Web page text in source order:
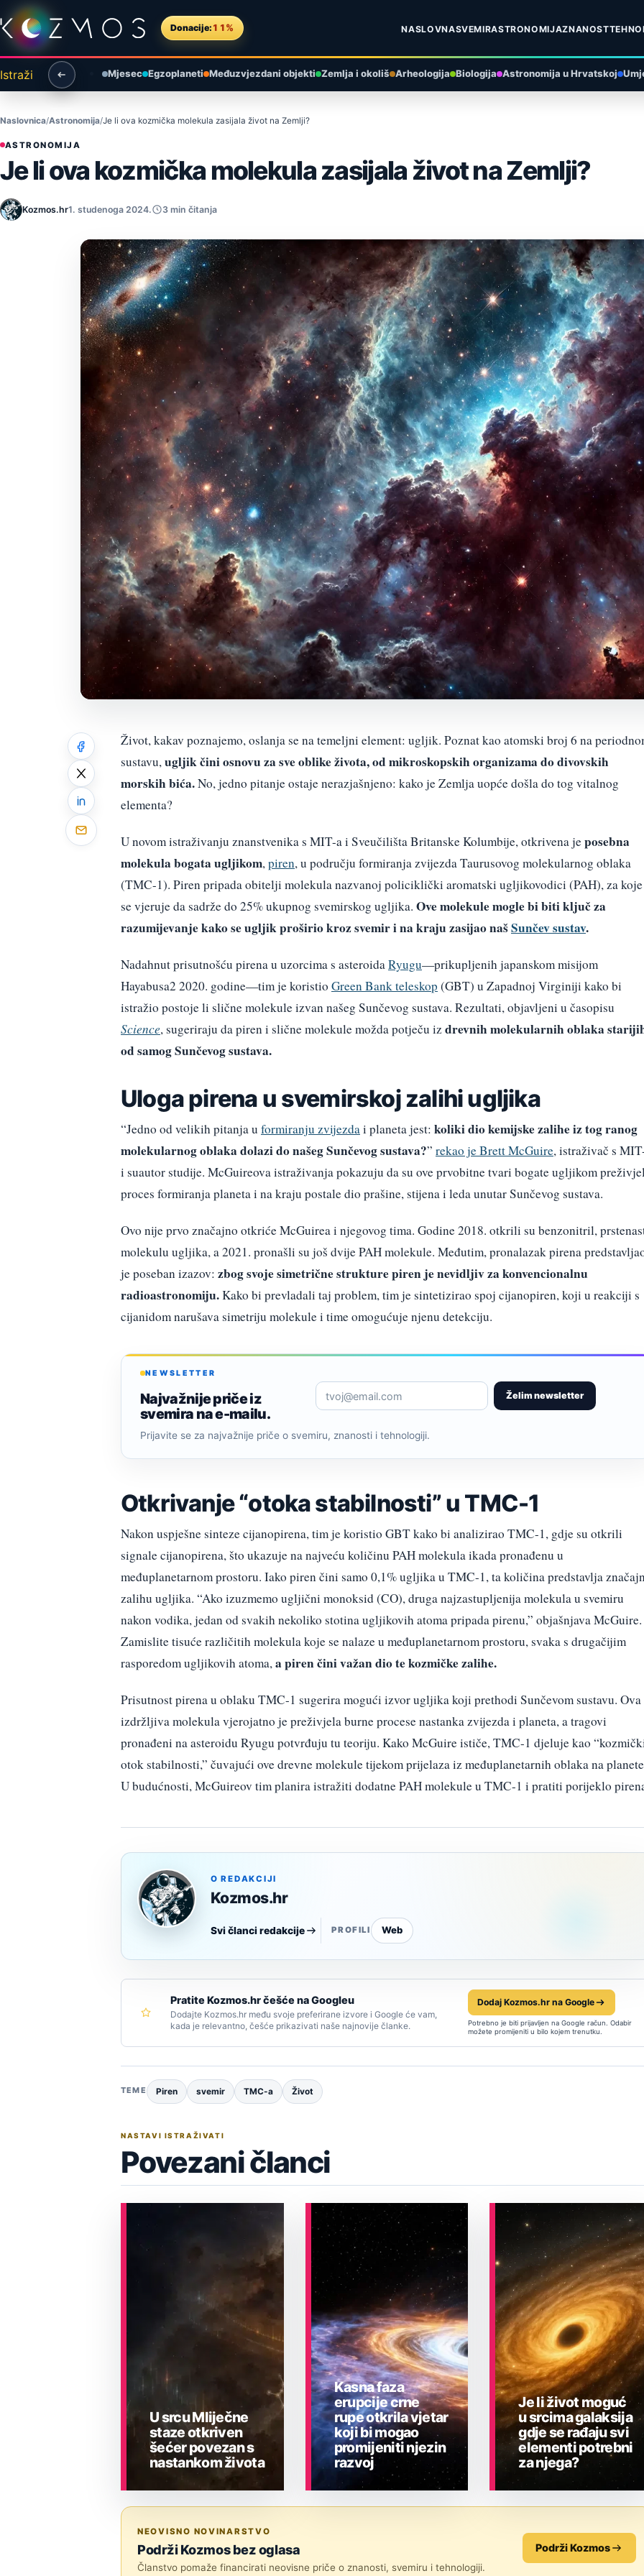
Preskoči na sadržaj
Donacije: 11% NASLOVNASVEMIRASTRONOMIJAZNANOST
Istraži Mjesec Egzoplaneti Međuzvjezdani objekti Zemlja i okoliš Arheologija Biologija Astronomija u Hrvatskoj
Naslovnica Astronomija Je li ova kozmička molekula zasijala život na Zemlji?
ASTRONOMIJA
Je li ova kozmička molekula zasijala život na Zemlji?
Kozmos.hr1. studenoga 2024. 3 min čitanja
Život, kakav poznajemo, oslanja se na temeljni element: ugljik. Poznat kao atomski broj 6 na
sustavu,ugljik čini osnovu za sve oblike života, od mikroskopskih organizama do divovskih
morskih bića.No, jedno pitanje ostaje nerazjašnjeno: kako je Zemlja uopće došla do tog vitalnog
elementa?
U novom istraživanju znanstvenika s MIT-a i Sveučilišta Britanske Kolumbije, otkrivena jeposebna
molekula bogata ugljikom,piren, u području formiranja zvijezda Taurusovog molekularnog oblaka
(TMC-1). Piren pripada obitelji molekula nazvanoj policiklički aromatski ugljikovodici (PAH), za koje
se vjeruje da sadrže do 25% ukupnog svemirskog ugljika. Ove molekule mogle bi biti ključ za
razumijevanje kako se ugljik proširio kroz svemir i na kraju zasijao našSunčev sustav.
Nadahnut prisutnošću pirena u uzorcima s asteroidaRyugu—prikupljenih japanskom misijom
Hayabusa2 2020. godine—tim je koristio Green Bank teleskop (GBT) u Zapadnoj Virginiji kako bi
istražio postoje li slične molekule izvan našeg Sunčevog sustava. Rezultati, objavljeni u časopisu
Science, sugeriraju da piren i slične molekule možda potječu izdrevnih molekularnih oblaka
od samog Sunčevog sustava.
Uloga pirena u svemirskoj zalihi ugljika
“Jedno od velikih pitanja u formiranju zvijezdai planeta jest: koliki dio kemijske zalihe iz tog ranog
molekularnog oblaka dolazi do našeg Sunčevog sustava?” rekao je Brett McGuire, istraživač s
i suautor studije. McGuireova istraživanja pokazuju da su ove prvobitne tvari bogate ugljikom
proces formiranja planeta i na kraju postale dio prašine, stijena i leda unutar Sunčevog sustava.
Ovo nije prvo značajno otkriće McGuirea i njegovog tima. Godine 2018. otkrili su benzonitril,
molekulu ugljika, a 2021. pronašli su još dvije PAH molekule. Međutim, pronalazak pirena
je poseban izazov: zbog svoje simetrične strukture piren je nevidljiv za konvencionalnu
radioastronomiju.Kako bi prevladali taj problem, tim je sintetizirao spoj cijanopiren, koji u reakciji s
cijanidom narušava simetriju molekule i time omogućuje njenu detekciju.
NEWSLETTER
Najvažnije priče iz
svemira na e-mailu.
Želim newsletter
Prijavite se za najvažnije priče o svemiru, znanosti i tehnologiji.
Otkrivanje “otoka stabilnosti” u TMC-1
Nakon uspješne sinteze cijanopirena, tim je koristio GBT kako bi analizirao TMC-1, gdje su otkrili
signale cijanopirena, što ukazuje na najveću količinu PAH molekula ikada pronađenu u
međuplanetarnom prostoru. Iako piren čini samo 0,1% ugljika u TMC-1, ta količina predstavlja
zalihu ugljika. “Ako izuzmemo ugljični monoksid (CO), druga najzastupljenija molekula u svemiru
nakon vodika, jedan od svakih nekoliko stotina ugljikovih atoma pripada pirenu,” objašnjava McGuire.
Zamislite tisuće različitih molekula koje se nalaze u međuplanetarnom prostoru, svaka s drugačijim
rasporedom ugljikovih atoma,a piren čini važan dio te kozmičke zalihe.
Prisutnost pirena u oblaku TMC-1 sugerira mogući izvor ugljika koji prethodi Sunčevom sustavu. Ova
izdržljiva molekula vjerojatno je preživjela burne procese nastanka zvijezda i planeta, a tragovi
pronađeni na asteroidu Ryugu potvrđuju tu teoriju. Kako McGuire ističe, TMC-1 djeluje kao
otok stabilnosti,” čuvajući ove drevne molekule tijekom prijelaza iz međuplanetarnih oblaka na
U budućnosti, McGuireov tim planira istražiti dodatne PAH molekule u TMC-1 i pratiti porijeklo
O REDAKCIJI
Kozmos.hr
Svi članci redakcije PROFILI Web
Pratite Kozmos.hr češće na Googleu
Dodajte Kozmos.hr među svoje preferirane izvore i Google će vam,
kada je relevantno, češće prikazivati naše najnovije članke.
Dodaj Kozmos.hr na Google
Potrebno je biti prijavljen na Google račun. Odabir
možete promijeniti u bilo kojem trenutku.
TEME Piren svemir TMC-a Život
NASTAVI ISTRAŽIVATI
Povezani članci
U srcu Mliječne
staze otkriven
šećer povezan s
nastankom života
Kasna faza
erupcije crne
rupe otkrila vjetar
koji bi mogao
promijeniti njezin
razvoj
Je li život moguć
u srcima galaksija
gdje se rađaju svi
elementi potrebni
za njega?
NEOVISNO NOVINARSTVO
Podrži Kozmos bez oglasa
Članstvo pomaže financirati neovisne priče o znanosti, svemiru i tehnologiji.
Podrži Kozmos